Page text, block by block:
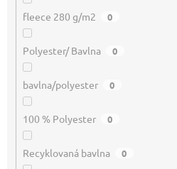
fleece 280 g/m2 0
Polyester/ Bavlna 0
bavlna/polyester 0
100 % Polyester 0
Recyklovaná bavlna 0